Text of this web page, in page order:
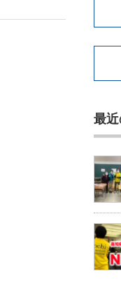
最